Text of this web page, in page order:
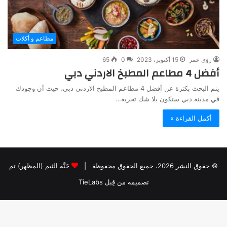
مطاعم و أكلات
رؤى عمر 15 أكتوبر، 2023 0
65
أفضل 4 مطاعم المطبخ الاردني دبي
يتم البحث بكثرة عن أفضل 4 مطاعم المطبخ الاردني دبي، حيث أن وجودك
في مدينة دبي ستكون بلا شك تجربة…
أكمل القراءة »
© حقوق النشر 2026، جميع الحقوق محفوظة |
جَنَّة الثيم (المظهر) تم
تصميمه من قِبل TieLabs